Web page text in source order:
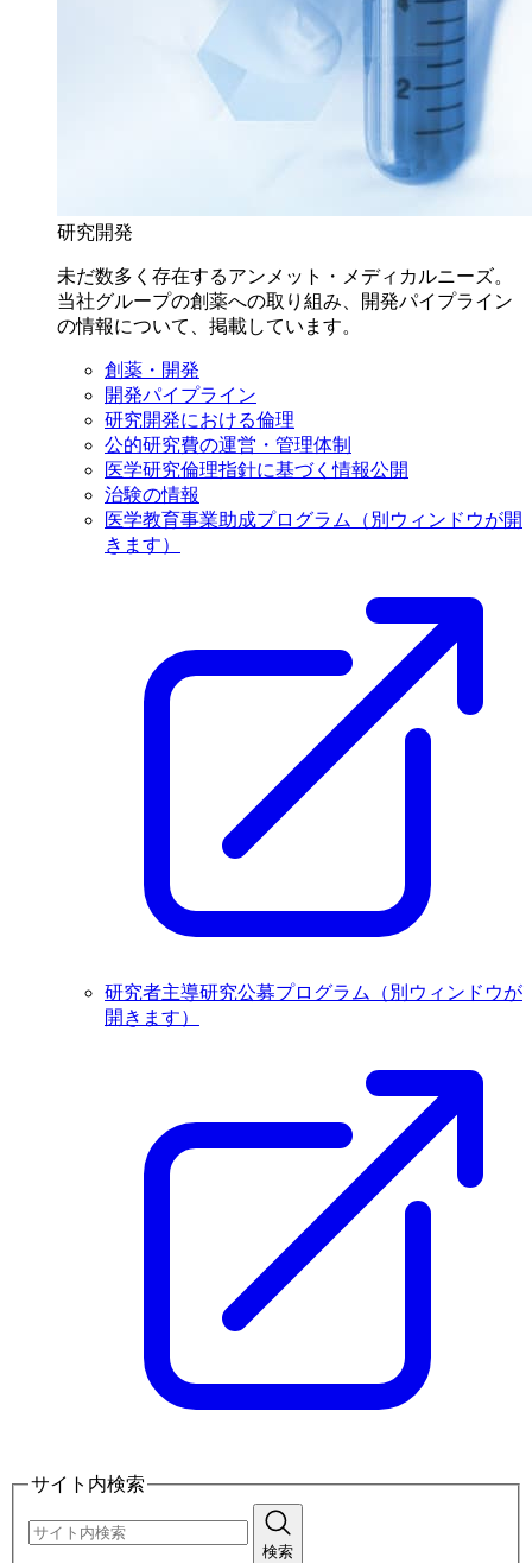
研究開発
未だ数多く存在するアンメット・メディカルニーズ。
当社グループの創薬への取り組み、開発パイプライン
の情報について、掲載しています。
創薬・開発
開発パイプライン
研究開発における倫理
公的研究費の運営・管理体制
医学研究倫理指針に基づく情報公開
治験の情報
医学教育事業助成プログラム
（別ウィンドウが開
きます）
研究者主導研究公募プログラム
（別ウィンドウが
開きます）
サイト内検索
検索